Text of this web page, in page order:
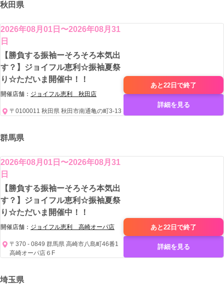
秋田県
2026年08月01日〜2026年08月31
日
【勝負する振袖ーそろそろ本気出
す？】ジョイフル恵利☆振袖夏祭
り☆ただいま開催中！！
開催店舗： ジョイフル恵利 秋田店
〒0100011 秋田県 秋田市南通亀の町3-13
あと22日で終了
詳細を見る
群馬県
2026年08月01日〜2026年08月31
日
【勝負する振袖ーそろそろ本気出
す？】ジョイフル恵利☆振袖夏祭
り☆ただいま開催中！！
開催店舗： ジョイフル恵利 高崎オーパ店
〒370 - 0849 群馬県 高崎市八島町46番1
高崎オーパ店６F
あと22日で終了
詳細を見る
埼玉県